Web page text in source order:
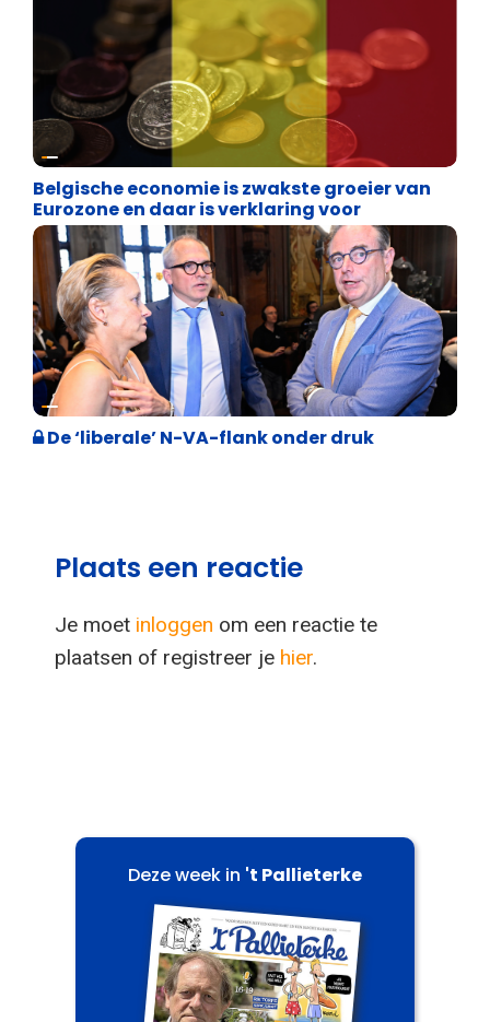
Binnenland politiek
Belgische economie is zwakste groeier van
Eurozone en daar is verklaring voor
Binnenland politiek
De ‘liberale’ N-VA-flank onder druk
Plaats een reactie
Je moet inloggen om een reactie te
plaatsen of registreer je hier.
Deze week in 't Pallieterke